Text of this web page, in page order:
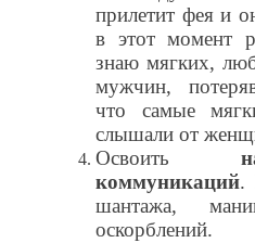
прилетит фея и
в этот момент
знаю мягких,
мужчин,
что самые
слышали от
Освоить
коммуникаций.
шантажа,
оскорблений.